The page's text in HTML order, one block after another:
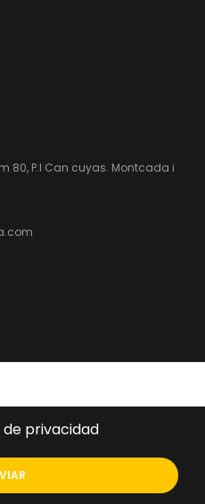
80, P.l Can cuyas. Montcada i
privacidad